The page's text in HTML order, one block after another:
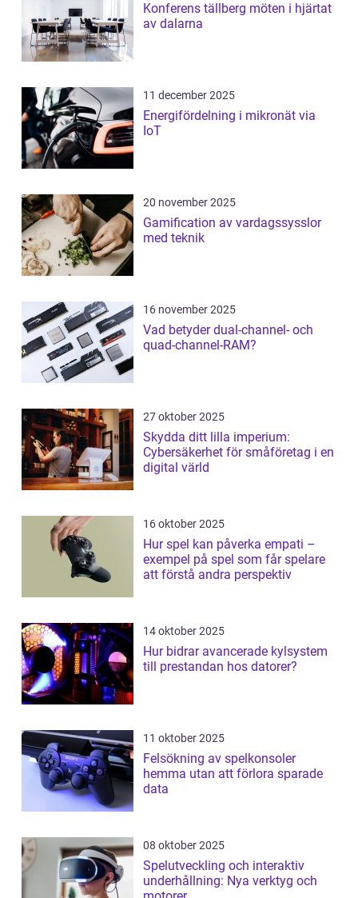
Konferens tällberg möten i hjärtat
av dalarna
11 december 2025
Energifördelning i mikronät via
IoT
20 november 2025
Gamification av vardagssysslor
med teknik
16 november 2025
Vad betyder dual-channel- och
quad-channel-RAM?
27 oktober 2025
Skydda ditt lilla imperium:
Cybersäkerhet för småföretag i en
digital värld
16 oktober 2025
Hur spel kan påverka empati –
exempel på spel som får spelare
att förstå andra perspektiv
14 oktober 2025
Hur bidrar avancerade kylsystem
till prestandan hos datorer?
11 oktober 2025
Felsökning av spelkonsoler
hemma utan att förlora sparade
data
08 oktober 2025
Spelutveckling och interaktiv
underhållning: Nya verktyg och